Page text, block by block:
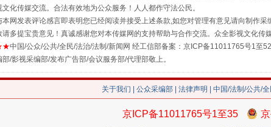
文化传媒交流。合法有效地为公众服务！人人都作守法公民。
本网发表评论感言即表明您已经阅读并接受上述条款,如您对管理有意见请向制作
请多提宝贵意见！真诚感谢您对本传媒网的支持帮助与合作交流。众全影视文化传
中国/公众/公共/全民/法治/法制/新闻网 经工信部备案：京ICP备11011765号1至
/影视采编部/发布广告部/会议服务部/代理部敬上。
关于我们 公众采编部 法律声明 | 中国/法制/公共/
京ICP备11011765号1至35